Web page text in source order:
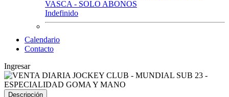
VASCA - SOLO ABONOS
Indefinido
Calendario
Contacto
Ingresar
Descripción